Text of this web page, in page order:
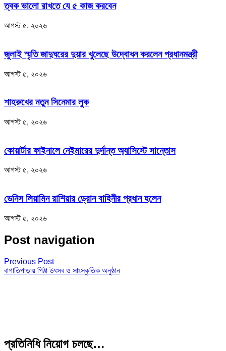
ত্বক ভালো রাখতে যে ৫ কাজ করবেন
আগস্ট ৫, ২০২৬
জুলাই স্মৃতি জাদুঘরের দুয়ার খুলেছে উদ্বোধন করলেন প্রধানমন্ত্রী
আগস্ট ৫, ২০২৬
শাহরুখের নতুন সিনেমার লুক
আগস্ট ৫, ২০২৬
কোয়ার্টার ফাইনালে নেইমারের দুর্দান্ত অ্যাসিস্টে সান্তোস
আগস্ট ৫, ২০২৬
ডেনিস লিয়ামিন রাশিয়ার ড্রোন বাহিনীর প্রধান হলেন
আগস্ট ৫, ২০২৬
Post navigation
Previous Post
বাগাতিপাড়ায় পিঠা উৎসব ও সাংস্কৃতিক অনুষ্ঠান
প্রতিনিধি নিয়োগ চলছে…